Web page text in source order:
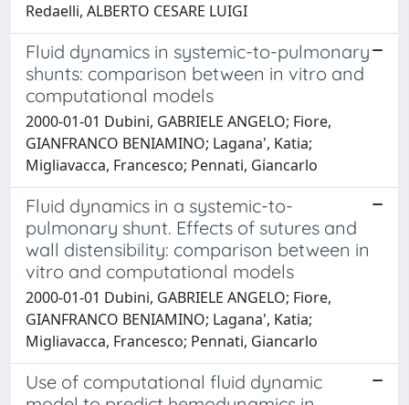
Redaelli, ALBERTO CESARE LUIGI
Fluid dynamics in systemic-to-pulmonary
shunts: comparison between in vitro and
computational models
2000-01-01 Dubini, GABRIELE ANGELO; Fiore,
GIANFRANCO BENIAMINO; Lagana', Katia;
Migliavacca, Francesco; Pennati, Giancarlo
Fluid dynamics in a systemic-to-
pulmonary shunt. Effects of sutures and
wall distensibility: comparison between in
vitro and computational models
2000-01-01 Dubini, GABRIELE ANGELO; Fiore,
GIANFRANCO BENIAMINO; Lagana', Katia;
Migliavacca, Francesco; Pennati, Giancarlo
Use of computational fluid dynamic